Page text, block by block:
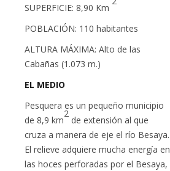
SUPERFICIE: 8,90 Km
POBLACIÓN: 110 habitantes
ALTURA MÁXIMA: Alto de las
Cabañas (1.073 m.)
EL MEDIO
Pesquera es un pequeño municipio
de 8,9 km
2
de extensión al que
cruza a manera de eje el río Besaya.
El relieve adquiere mucha energía en
las hoces perforadas por el Besaya,